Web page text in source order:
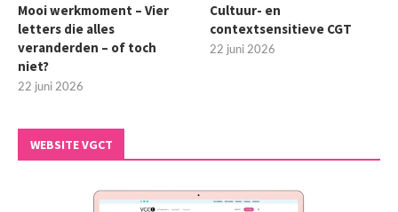
Mooi werkmoment – Vier
letters die alles
veranderden – of toch
niet?
22 juni 2026
Cultuur- en
contextsensitieve CGT
22 juni 2026
WEBSITE VGCT